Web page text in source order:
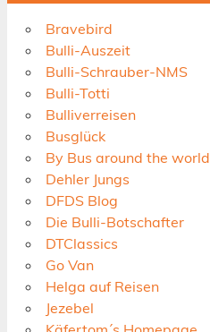
Bravebird
Bulli-Auszeit
Bulli-Schrauber-NMS
Bulli-Totti
Bulliverreisen
Busglück
By Bus around the world
Dehler Jungs
DFDS Blog
Die Bulli-Botschafter
DTClassics
Go Van
Helga auf Reisen
Jezebel